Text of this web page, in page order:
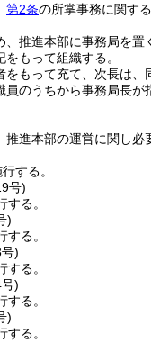
第2条の所掌事務に関す
推進本部に事務局を置
もって組織する。
もって充て、次長は、
のうちから事務局長が
進本部の運営に関し必
する。
号)
る。
)
る。
)
る。
)
る。
)
る。